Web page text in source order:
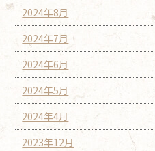
2024年8月
2024年7月
2024年6月
2024年5月
2024年4月
2023年12月